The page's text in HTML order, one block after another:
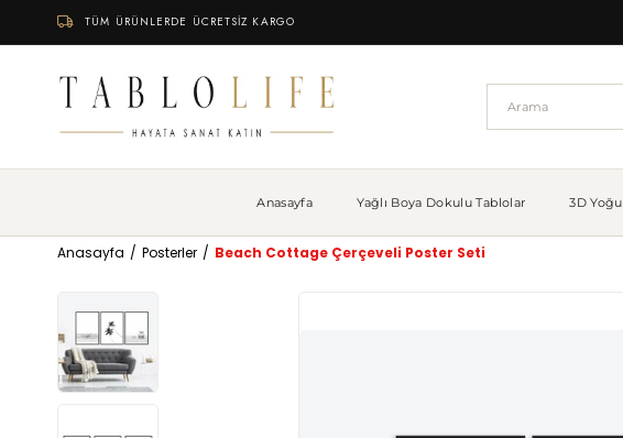
TÜM ÜRÜNLERDE ÜCRETSİZ KARGO
Anasayfa Yağlı Boya Dokulu Tablolar 3D
Anasayfa Posterler Beach Cottage Çerçeveli Poster Seti